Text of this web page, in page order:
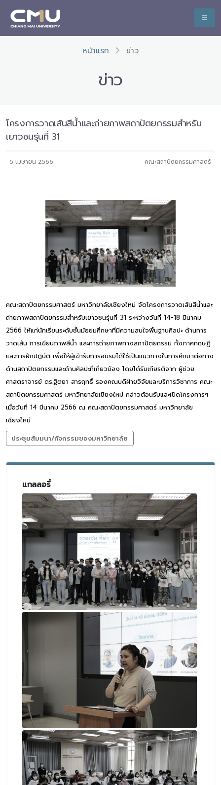
หน้าแรก ข่าว
ข่าว
โครงการวาดเส้นสีน้ำและถ่ายภาพสถาปัตยกรรมสำหรับ
เยาวชนรุ่นที่ 31
5 เมษายน 2566 คณะสถาปัตยกรรมศาสตร์
คณะสถาปัตยกรรมศาสตร์ มหาวิทยาลัยเชียงใหม่ จัดโครงการวาดเส้นสีน้ำและ
ถ่ายภาพสถาปัตยกรรมสำหรับเยาวชนรุ่นที่ 31 ระหว่างวันที่ 14-18 มีนาคม
2566 ให้แก่นักเรียนระดับชั้นมัธยมศึกษาที่มีความสนใจพื้นฐานศิลปะ ด้านการ
วาดเส้น การเขียนภาพสีน้ำ และการถ่ายภาพทางสถาปัตยกรรม ทั้งภาคทฤษฎี
และการฝึกปฏิบัติ เพื่อให้ผู้เข้ารับการอบรมได้ใช้เป็นแนวทางในการศึกษาต่อทาง
ด้านสถาปัตยกรรมและด้านศิลปะที่เกี่ยวข้อง โดยได้รับเกียรติจาก ผู้ช่วย
ศาสตราจารย์ ดร.ฐิตยา สารฤทธิ์ รองคณบดีฝ่ายวิจัยและบริการวิชาการ คณะ
สถาปัตยกรรมศาสตร์ มหาวิทยาลัยเชียงใหม่ กล่าวต้อนรับและเปิดโครงการฯ
เมื่อวันที่ 14 มีนาคม 2566 ณ คณะสถาปัตยกรรมศาสตร์ มหาวิทยาลัย
เชียงใหม่
ประชุมสัมมนา/กิจกรรมของมหาวิทยาลัย
แกลลอรี่